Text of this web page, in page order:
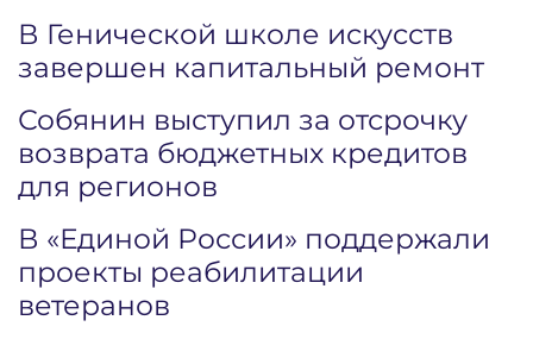
В Генической школе искусств
завершен капитальный ремонт
Собянин выступил за отсрочку
возврата бюджетных кредитов
для регионов
В «Единой России» поддержали
проекты реабилитации
ветеранов